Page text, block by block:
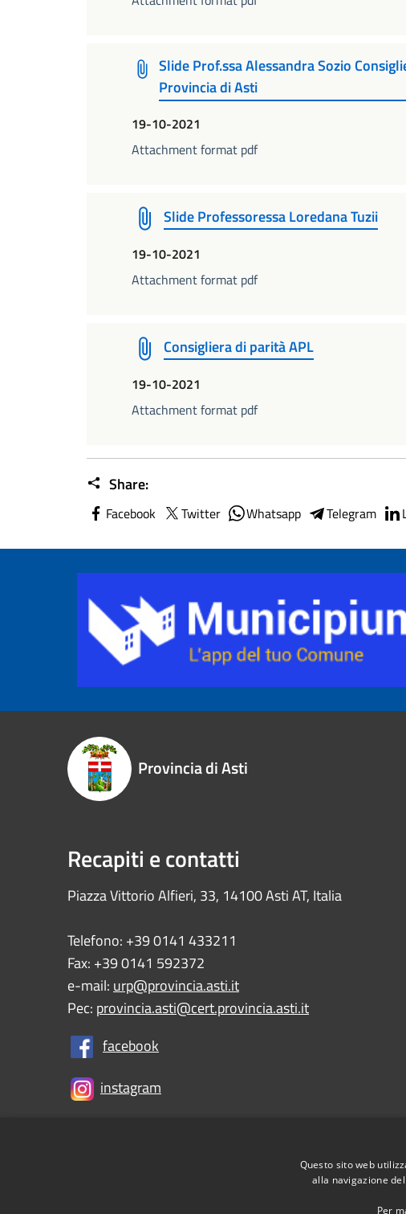
Slide Prof.ssa Alessandra Sozio
Provincia di Asti
19-10-2021
Attachment format pdf
Slide Professoressa Loredana Tuzii
19-10-2021
Attachment format pdf
Consigliera di parità APL
19-10-2021
Attachment format pdf
Share:
Facebook Twitter Whatsapp Telegram
Provincia di Asti
Recapiti e contatti
Piazza Vittorio Alfieri, 33, 14100 Asti AT, Italia
Telefono: +39 0141 433211
Fax: +39 0141 592372
e-mail: urp@provincia.asti.it
Pec: provincia.asti@cert.provincia.asti.it
facebook
instagram
Sitemap
Questo sito web
alla navigazione
Per